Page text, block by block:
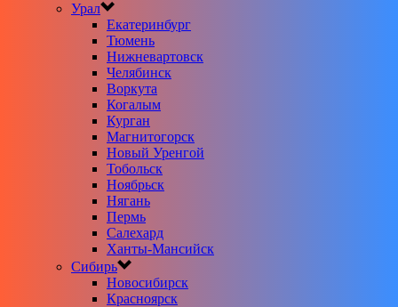
Урал
Екатеринбург
Тюмень
Нижневартовск
Челябинск
Воркута
Когалым
Курган
Магнитогорск
Новый Уренгой
Тобольск
Ноябрьск
Нягань
Пермь
Салехард
Ханты-Мансийск
Сибирь
Новосибирск
Красноярск